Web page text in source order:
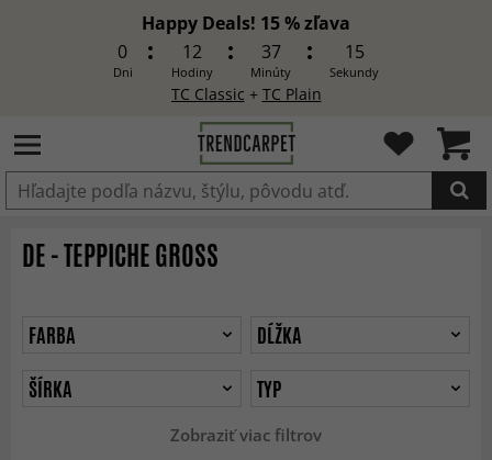
Happy Deals! 15 % zľava
0
Dni
12
Hodiny
37
Minúty
13
Sekundy
TC Classic + TC Plain
Produkt bol pridaný do košíka
DE - TEPPICHE GROSS
Zobraziť viac filtrov
FARBA
DĹŽKA
ŠÍRKA
TYP